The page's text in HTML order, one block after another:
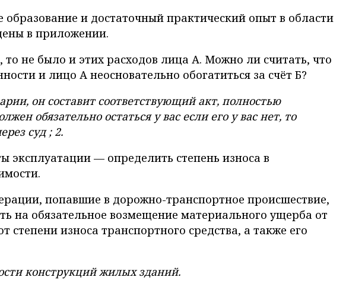
и достаточный практический опыт в области
в приложении.
не было и этих расходов лица А. Можно ли считать, что
и лицо А неосновательно обогатиться за счёт Б?
он составит соответствующий акт, полностью
обязательно остаться у вас если его у вас нет, то
суд ; 2.
эксплуатации — определить степень износа в
попавшие в дорожно-транспортное происшествие,
на обязательное возмещение материального ущерба от
износа транспортного средства, а также его
конструкций жилых зданий.